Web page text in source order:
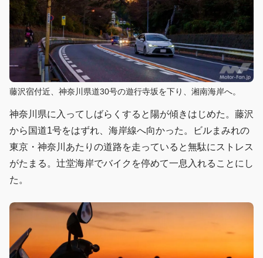
藤沢宿付近、神奈川県道30号の遊行寺坂を下り、湘南海岸へ。
神奈川県に入ってしばらくすると陽が傾きはじめた。藤沢
から国道1号をはずれ、海岸線へ向かった。ビルまみれの
東京・神奈川あたりの道路を走っていると無駄にストレス
がたまる。辻堂海岸でバイクを停めて一息入れることにし
た。